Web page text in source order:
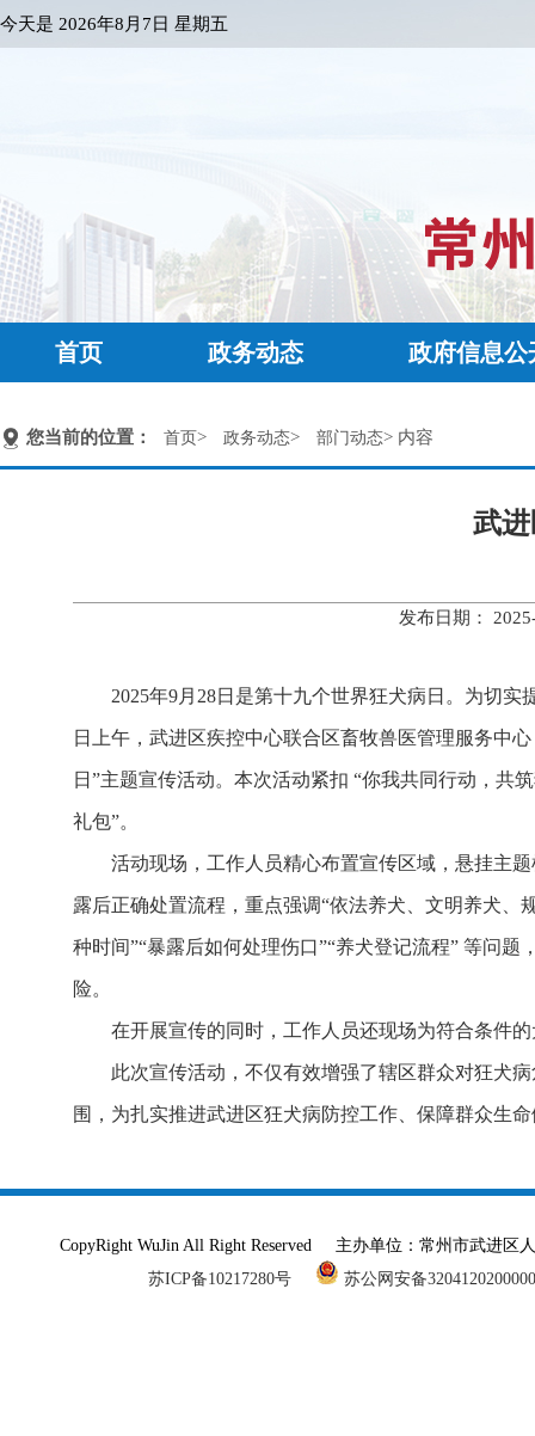
今天是 2026年8月7日 星期五
首页 政务动态 政府信息公
您当前的位置： 首页> 政务动态> 部门动态> 内容
武
发布日期：
2025年9月28日是第十九个世界狂犬病日。为切
日上午，武进区疾控中心联合区畜牧兽医管理服务中
日”主题宣传活动。本次活动紧扣 “你我共同行动，共
礼包”。
活动现场，工作人员精心布置宣传区域，悬挂主
露后正确处置流程，重点强调“依法养犬、文明养犬
种时间”“暴露后如何处理伤口”“养犬登记流程” 等问
险。
在开展宣传的同时，工作人员还现场为符合条件
此次宣传活动，不仅有效增强了辖区群众对狂犬
围，为扎实推进武进区狂犬病防控工作、保障群众生
CopyRight WuJin All Right Reserved 主办单位：常州市武进
苏ICP备10217280号
苏公网安备